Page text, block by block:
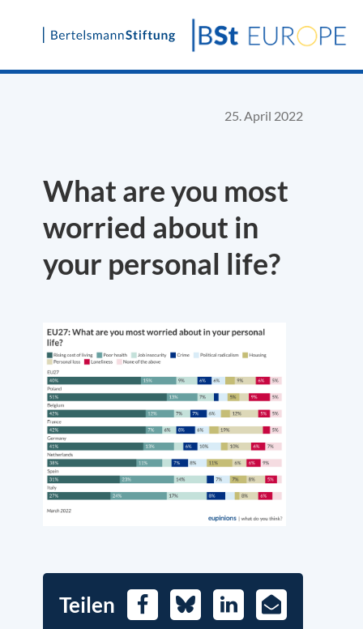
Skip
25. April 2022
What are you most
worried about in
your personal life?
Teilen FacebookBlueskyLinkedIn
E-
Mail